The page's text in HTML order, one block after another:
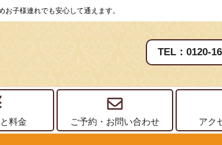
子様連れでも安心して通えます。
TEL：0120-
料金 ご予約・お問い合わせ アク